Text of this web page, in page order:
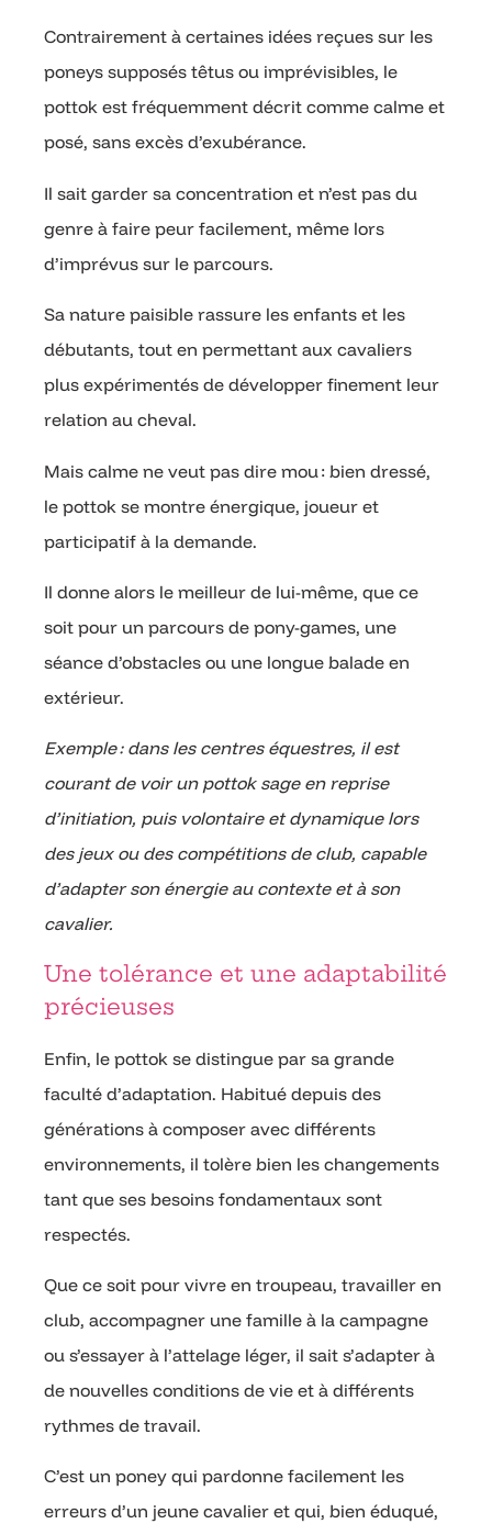
Contrairement à certaines idées reçues sur les
poneys supposés têtus ou imprévisibles, le
pottok est fréquemment décrit comme calme et
posé, sans excès d’exubérance.
Il sait garder sa concentration et n’est pas du
genre à faire peur facilement, même lors
d’imprévus sur le parcours.
Sa nature paisible rassure les enfants et les
débutants, tout en permettant aux cavaliers
plus expérimentés de développer finement leur
relation au cheval.
Mais calme ne veut pas dire mou : bien dressé,
le pottok se montre énergique, joueur et
participatif à la demande.
Il donne alors le meilleur de lui-même, que ce
soit pour un parcours de pony-games, une
séance d’obstacles ou une longue balade en
extérieur.
Exemple : dans les centres équestres, il est
courant de voir un pottok sage en reprise
d’initiation, puis volontaire et dynamique lors
des jeux ou des compétitions de club, capable
d’adapter son énergie au contexte et à son
cavalier.
Une tolérance et une adaptabilité
précieuses
Enfin, le pottok se distingue par sa grande
faculté d’adaptation. Habitué depuis des
générations à composer avec différents
environnements, il tolère bien les changements
tant que ses besoins fondamentaux sont
respectés.
Que ce soit pour vivre en troupeau, travailler en
club, accompagner une famille à la campagne
ou s’essayer à l’attelage léger, il sait s’adapter à
de nouvelles conditions de vie et à différents
rythmes de travail.
C’est un poney qui pardonne facilement les
erreurs d’un jeune cavalier et qui, bien éduqué,